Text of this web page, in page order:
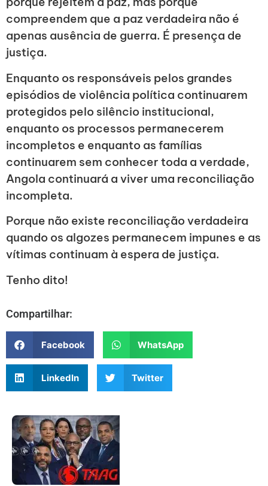
compreendem que a paz verdadeira não é
apenas ausência de guerra. É presença de
justiça.
Enquanto os responsáveis pelos grandes
episódios de violência política continuarem
protegidos pelo silêncio institucional,
enquanto os processos permanecerem
incompletos e enquanto as famílias
continuarem sem conhecer toda a verdade,
Angola continuará a viver uma reconciliação
incompleta.
Porque não existe reconciliação verdadeira
quando os algozes permanecem impunes e as
vítimas continuam à espera de justiça.
Tenho dito!
Compartilhar:
Facebook WhatsApp
LinkedIn Twitter